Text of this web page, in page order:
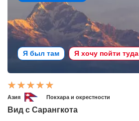
Я был там Я хочу пойти туда
Азия Покхара и окрестности
Вид с Сарангкота